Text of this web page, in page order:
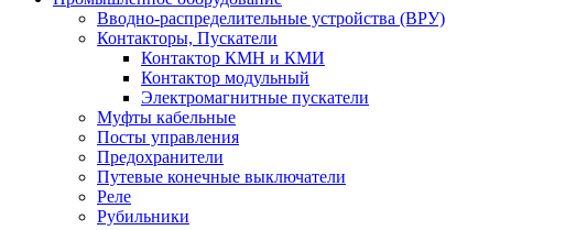
Вводно-распределительные устройства (ВРУ)
Контакторы, Пускатели
Контактор КМН и КМИ
Контактор модульный
Электромагнитные пускатели
Муфты кабельные
Посты управления
Предохранители
Путевые конечные выключатели
Реле
Рубильники